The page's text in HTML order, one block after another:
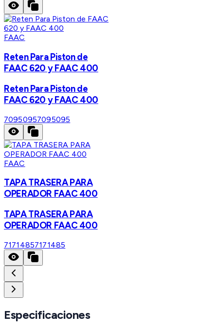
FAAC
Reten Para Piston de
FAAC 620 y FAAC 400
Reten Para Piston de
FAAC 620 y FAAC 400
70950957095095
FAAC
TAPA TRASERA PARA
OPERADOR FAAC 400
TAPA TRASERA PARA
OPERADOR FAAC 400
71714857171485
Especificaciones